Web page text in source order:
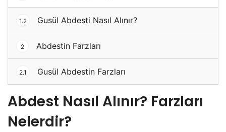
1.2 Gusül Abdesti Nasıl Alınır?
2 Abdestin Farzları
2.1 Gusül Abdestin Farzları
Abdest Nasıl Alınır? Farzları
Nelerdir?